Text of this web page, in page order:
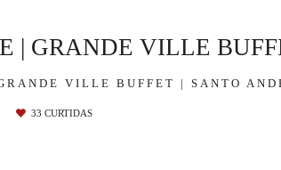
VILLE BUFFET | SANTO
| GRANDE VILLE
33 CURTIDAS